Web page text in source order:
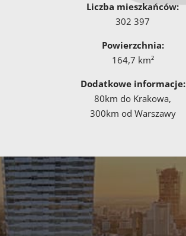
Liczba mieszkańców:
302 397
Powierzchnia:
164,7 km²
Dodatkowe informacje:
80km do Krakowa,
300km od Warszawy